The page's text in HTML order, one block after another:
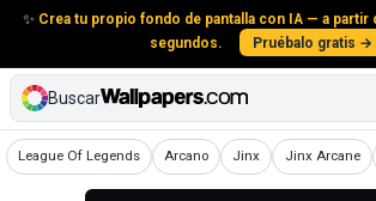
✨ Crea tu propio fondo de pantalla con IA — a partir
segundos.
Pruébalo gratis →
Buscar
League Of Legends
Fondos de pantalla Arcano
Fondos de pantalla
Jinx
Fondos de pantalla
Jinx Arcane
Fondos de